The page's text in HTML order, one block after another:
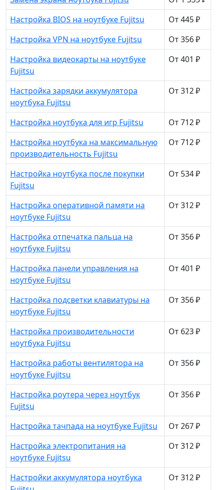
Настройка BIOS на ноутбуке Fujitsu
От 445 ₽
Настройка VPN на ноутбуке Fujitsu
От 356 ₽
Настройка видеокарты на ноутбуке
Fujitsu
От 401 ₽
Настройка зарядки аккумулятора
ноутбука Fujitsu
От 312 ₽
Настройка ноутбука для игр Fujitsu
От 712 ₽
Настройка ноутбука на максимальную
производительность Fujitsu
От 712 ₽
Настройка ноутбука после покупки
Fujitsu
От 534 ₽
Настройка оперативной памяти на
ноутбуке Fujitsu
От 312 ₽
Настройка отпечатка пальца на
ноутбуке Fujitsu
От 356 ₽
Настройка панели управления на
ноутбуке Fujitsu
От 401 ₽
Настройка подсветки клавиатуры на
ноутбуке Fujitsu
От 356 ₽
Настройка производительности
ноутбука Fujitsu
От 623 ₽
Настройка работы вентилятора на
ноутбуке Fujitsu
От 356 ₽
Настройка роутера через ноутбук
Fujitsu
От 356 ₽
Настройка тачпада на ноутбуке Fujitsu
От 267 ₽
Настройка электропитания на
ноутбуке Fujitsu
От 312 ₽
Настройки аккумулятора ноутбука
От 312 ₽